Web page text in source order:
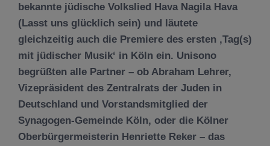
bekannte jüdische Volkslied Hava Nagila Hava
(Lasst uns glücklich sein) und läutete
gleichzeitig auch die Premiere des ersten ‚Tag(s)
mit jüdischer Musik‘ in Köln ein. Unisono
begrüßten alle Partner – ob Abraham Lehrer,
Vizepräsident des Zentralrats der Juden in
Deutschland und Vorstandsmitglied der
Synagogen-Gemeinde Köln, oder die Kölner
Oberbürgermeisterin Henriette Reker – das